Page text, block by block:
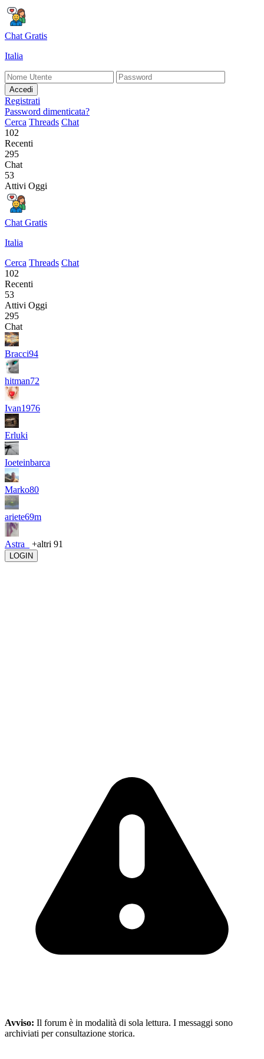
Chat Gratis
Italia
Accedi
Registrati
Password dimenticata?
Cerca Threads Chat
102
Recenti
295
Chat
53
Attivi Oggi
Chat Gratis
Italia
Cerca Threads Chat
102
Recenti
53
Attivi Oggi
295
Chat
Bracci94
hitman72
Ivan1976
Erluki
Ioeteinbarca
Marko80
ariete69m
Astra_ +altri 91
LOGIN
Avviso: Il forum è in modalità di sola lettura. I messaggi sono
archiviati per consultazione storica.